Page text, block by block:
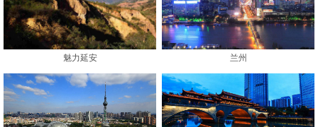
魅力延安 兰州